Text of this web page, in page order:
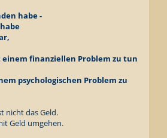
habe -
finanziellen Problem zu tun
psychologischen Problem zu
nicht das Geld.
Geld umgehen.